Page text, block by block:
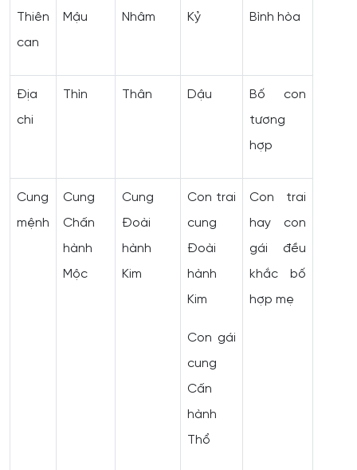
Thiên
can
Mậu Nhâm Kỷ Bình hòa
Địa
chi
Thìn Thân Dậu
Bố con
tương
hợp
Cung
mệnh
Cung
Chấn
hành
Mộc
Cung
Đoài
hành
Kim
Con trai
cung
Đoài
hành
Kim
Con gái
cung
Cấn
hành
Thổ
Con trai
hay con
gái đều
khắc bố
hợp mẹ